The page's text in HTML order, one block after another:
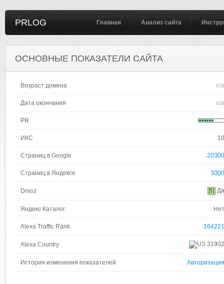
PRLOG Главная Анализ сайта
ОСНОВНЫЕ ПОКАЗАТЕЛИ САЙТА
Возраст домена n/a
Дата окончания n/a
PR
ИКС 10
Страниц в Google 20300
Страниц в Яндексе 3000
Dmoz Да
Яндекс Каталог Нет
Alexa Traffic Rank 164221
Alexa Country 31902
История изменения показателей Авторизация